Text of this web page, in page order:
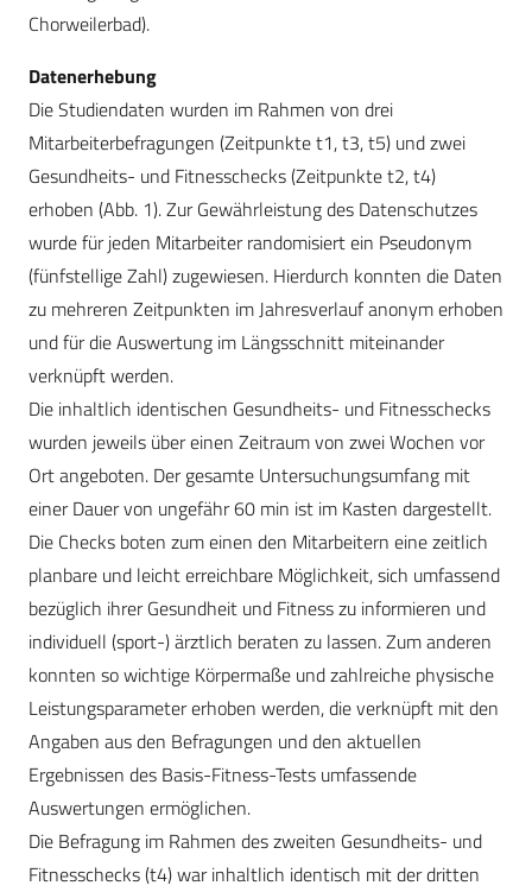
Chorweilerbad).
Datenerhebung
Die Studiendaten wurden im Rahmen von drei
Mitarbeiterbefragungen (Zeitpunkte t1, t3, t5) und zwei
Gesundheits- und Fitnesschecks (Zeitpunkte t2, t4)
erhoben (Abb. 1). Zur Gewähr­leis­tung des Datenschutzes
wurde für jeden Mitarbeiter randomisiert ein Pseudonym
(fünfstellige Zahl) zugewiesen. Hierdurch konnten die Daten
zu mehreren Zeitpunkten im Jahresverlauf anonym erhoben
und für die Auswertung im Längsschnitt miteinander
verknüpft werden.
Die inhaltlich identischen Gesundheits- und Fitnesschecks
wurden jeweils über einen Zeitraum von zwei Wochen vor
Ort angeboten. Der gesamte Untersuchungsumfang mit
einer Dauer von ungefähr 60 min ist im Kasten dargestellt.
Die Checks boten zum einen den Mitarbeitern eine zeitlich
planbare und leicht erreichbare Möglichkeit, sich umfassend
bezüglich ihrer Gesundheit und Fitness zu informieren und
individuell (sport-) ärztlich beraten zu lassen. Zum anderen
konnten so wichtige Körpermaße und zahlreiche physische
Leistungsparameter erhoben werden, die verknüpft mit den
Angaben aus den Befragungen und den aktuellen
Ergebnissen des Basis-Fitness-Tests umfassende
Auswertungen ermöglichen.
Die Befragung im Rahmen des zweiten Gesundheits- und
Fitnesschecks (t4) war inhaltlich identisch mit der dritten